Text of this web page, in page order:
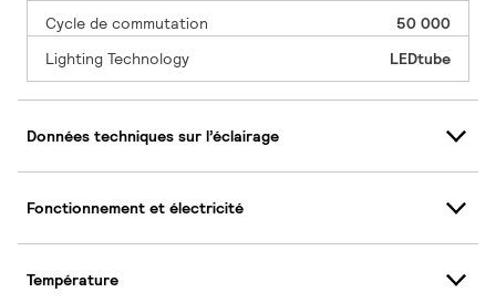
Cycle de commutation
50 000
Lighting Technology
LEDtube
Données techniques sur l’éclairage
Fonctionnement et électricité
Température